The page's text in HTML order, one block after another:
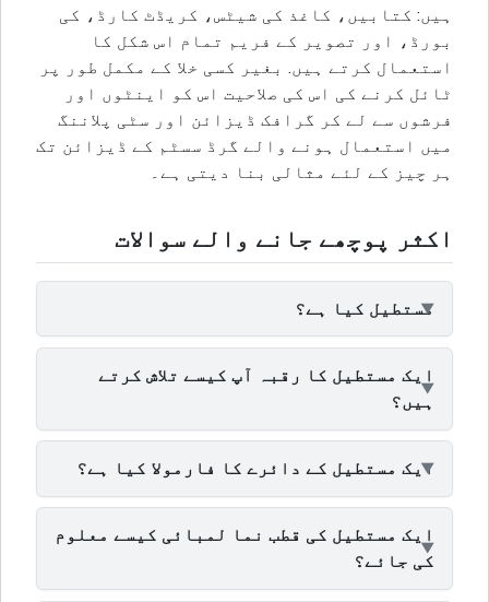
ہیں: کتابیں، کاغذ کی شیٹس، کریڈٹ کارڈ، کی
بورڈ، اور تصویر کے فریم تمام اس شکل کا
استعمال کرتے ہیں. بغیر کسی خلا کے مکمل طور پر
ٹائل کرنے کی اس کی صلاحیت اس کو اینٹوں اور
فرشوں سے لے کر گرافک ڈیزائن اور سٹی پلاننگ
میں استعمال ہونے والے گرڈ سسٹم کے ڈیزائن تک
ہر چیز کے لئے مثالی بنا دیتی ہے۔
اکثر پوچھے جانے والے سوالات
مستطیل کیا ہے؟
ایک مستطیل کا رقبہ آپ کیسے تلاش کرتے
ہیں؟
ایک مستطیل کے دائرے کا فارمولا کیا ہے؟
ایک مستطیل کی قطب نما لمبائی کیسے معلوم
کی جائے؟